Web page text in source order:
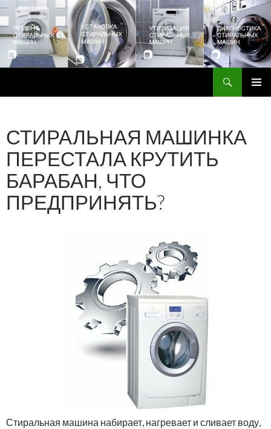
СТИРАЛЬНАЯ МАШИНКА
ПЕРЕСТАЛА КРУТИТЬ
БАРАБАН, ЧТО
ПРЕДПРИНЯТЬ?
Стиральная машина набирает, нагревает и сливает воду,